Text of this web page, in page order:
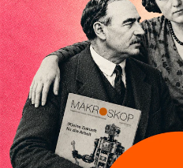
AUFGELESEN
Chancengleichheit:
Politik